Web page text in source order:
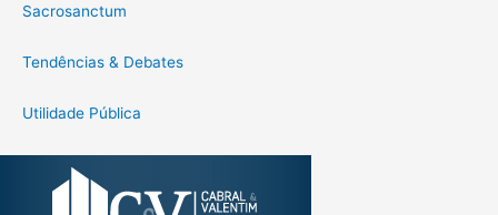
Sacrosanctum
Tendências & Debates
Utilidade Pública